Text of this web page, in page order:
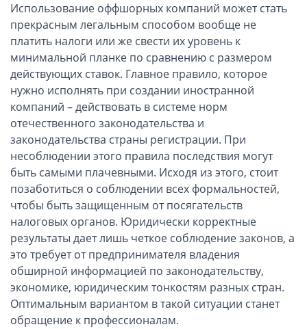
Использование оффшорных компаний может стать
прекрасным легальным способом вообще не
платить налоги или же свести их уровень к
минимальной планке по сравнению с размером
действующих ставок. Главное правило, которое
нужно исполнять при создании иностранной
компаний – действовать в системе норм
отечественного законодательства и
законодательства страны регистрации. При
несоблюдении этого правила последствия могут
быть самыми плачевными. Исходя из этого, стоит
позаботиться о соблюдении всех формальностей,
чтобы быть защищенным от посягательств
налоговых органов. Юридически корректные
результаты дает лишь четкое соблюдение законов, а
это требует от предпринимателя владения
обширной информацией по законодательству,
экономике, юридическим тонкостям разных стран.
Оптимальным вариантом в такой ситуации станет
обращение к профессионалам.